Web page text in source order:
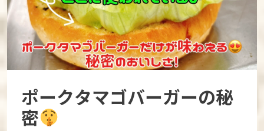
ポークタマゴバーガーの秘
密